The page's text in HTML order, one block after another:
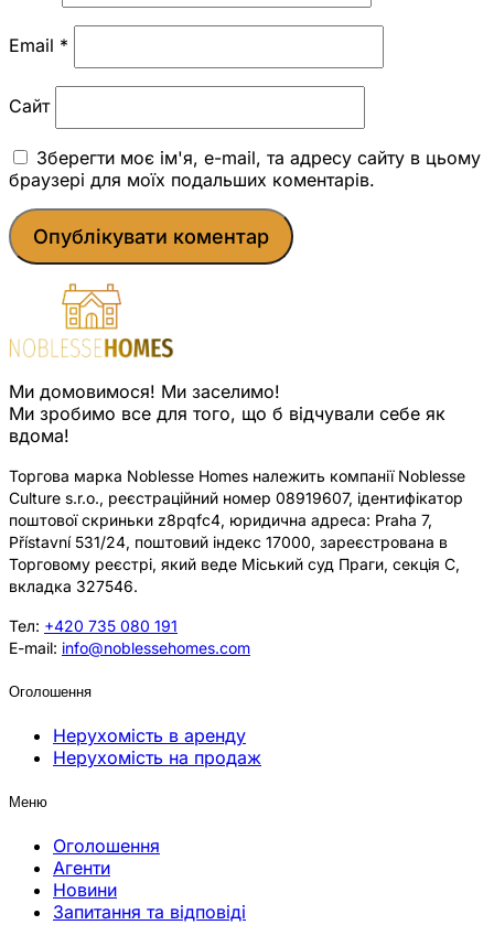
Email *
Сайт
Зберегти моє ім'я, e-mail, та адресу сайту в цьому
браузері для моїх подальших коментарів.
Ми домовимося! Ми заселимо!
Ми зробимо все для того, що б відчували себе як
вдома!
Торгова марка Noblesse Homes належить компанії Noblesse
Culture s.r.o., реєстраційний номер 08919607, ідентифікатор
поштової скриньки z8pqfc4, юридична адреса: Praha 7,
Přístavní 531/24, поштовий індекс 17000, зареєстрована в
Торговому реєстрі, який веде Міський суд Праги, секція C,
вкладка 327546.
Тел: +420 735 080 191
E-mail: info@noblessehomes.com
Оголошення
Нерухомість в аренду
Нерухомість на продаж
Меню
Оголошення
Агенти
Новини
Запитання та відповіді